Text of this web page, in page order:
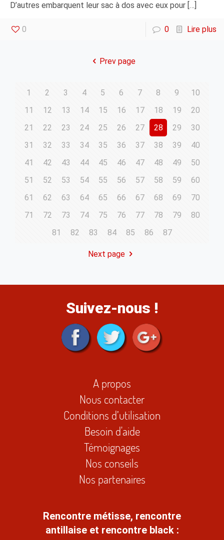
D’autres embarquent leur sac à dos avec eux pour […]
0 0 Lire plus
Prev page
1 2 3 4 5 6 7 8 9
10
11
12 13 14 15 16 17 18 19
20
21
22 23 24 25 26 27 28 29
30
31
32 33 34 35 36 37 38 39
40
41
42 43 44 45 46 47 48 49
50
51
52 53 54 55 56 57 58 59
60
61
62 63 64 65 66 67 68 69
70
71
72 73 74 75 76 77 78 79
80
81
82 83 84 85 86 87
Next page
Suivez-nous !
A propos
Nous contacter
Conditions d’utilisation
Besoin d'aide
Témoignages
Nos conseils
Nos partenaires
Rencontre métisse, rencontre
antillaise et rencontre black :